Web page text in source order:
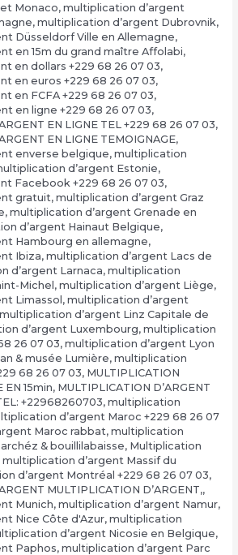
Monaco, multiplication d’argent
, multiplication d’argent Dubrovnik,
Düsseldorf Ville en Allemagne,
en 15m du grand maître Affolabi,
en dollars +229 68 26 07 03,
en euros +229 68 26 07 03,
en FCFA +229 68 26 07 03,
en ligne +229 68 26 07 03,
EN LIGNE TEL +229 68 26 07 03,
EN LIGNE TEMOIGNAGE,
enverse belgique, multiplication
d’argent Estonie,
Facebook +229 68 26 07 03,
gratuit, multiplication d’argent Graz
, multiplication d’argent Grenade en
d’argent Hainaut Belgique,
Hambourg en allemagne,
Ibiza, multiplication d’argent Lacs de
d’argent Larnaca, multiplication
Michel, multiplication d’argent Liège,
Limassol, multiplication d’argent
multiplication d’argent Linz Capitale de
d’argent Luxembourg, multiplication
26 07 03, multiplication d’argent Lyon
& musée Lumière, multiplication
68 26 07 03, MULTIPLICATION
EN 15min, MULTIPLICATION D’ARGENT
+22968260703, multiplication
d’argent Maroc +229 68 26 07
Maroc rabbat, multiplication
& bouillilabaisse, Multiplication
multiplication d’argent Massif du
d’argent Montréal +229 68 26 07 03,
MULTIPLICATION D’ARGENT,,
Munich, multiplication d’argent Namur,
Nice Côte d'Azur, multiplication
d’argent Nicosie en Belgique,
Paphos, multiplication d’argent Parc